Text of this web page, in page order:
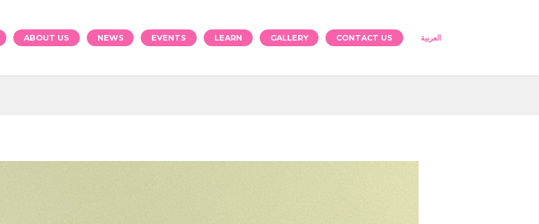
ABOUT US NEWS EVENTS LEARN GALLERY CONTACT US العربية